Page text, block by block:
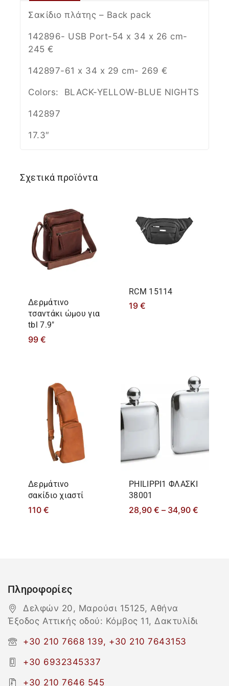
Σακίδιο πλάτης – Βack pack
142896- USB Port-54 x 34 x 26 cm-
245 €
142897-61 x 34 x 29 cm- 269 €
Colors: BLACK-YELLOW-BLUE NIGHTS
142897
17.3″
Σχετικά προϊόντα
Δερμάτινο
τσαντάκι ώμου για
tbl 7.9″
99 €
RCM 15114
19 €
Δερμάτινο
σακίδιο χιαστί
110 €
PHILIPPΙ1 ΦΛΑΣΚΙ
38001
28,90 € – 34,90 €
Πληροφορίες
Δελφών 20, Μαρούσι 15125, Αθήνα
Έξοδος Αττικής οδού: Κόμβος 11, Δακτυλίδι
+30 210 7668 139, +30 210 7643153
+30 6932345337
+30 210 7646 545